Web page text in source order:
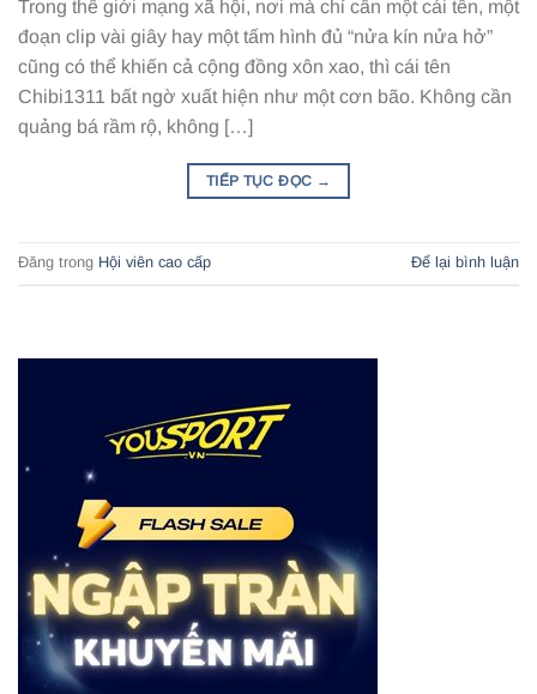
Trong thế giới mạng xã hội, nơi mà chỉ cần một cái tên, một
đoạn clip vài giây hay một tấm hình đủ “nửa kín nửa hở”
cũng có thể khiến cả cộng đồng xôn xao, thì cái tên
Chibi1311 bất ngờ xuất hiện như một cơn bão. Không cần
quảng bá rầm rộ, không […]
TIẾP TỤC ĐỌC →
Đăng trong Hội viên cao cấp Để lại bình luận